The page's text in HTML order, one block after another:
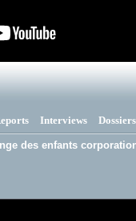
Interviews Dossiers
des enfants